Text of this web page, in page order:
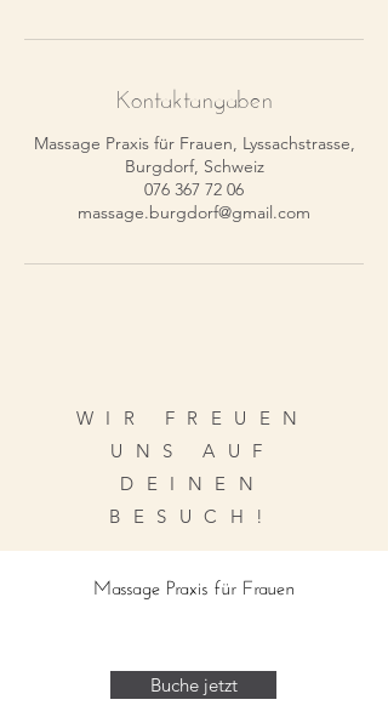
Kontaktangaben
Massage Praxis für Frauen, Lyssachstrasse,
Burgdorf, Schweiz
076 367 72 06
massage.burgdorf@gmail.com
WIR FREUEN
UNS AUF
DEINEN
BESUCH!
Massage Praxis für Frauen
Buche jetzt